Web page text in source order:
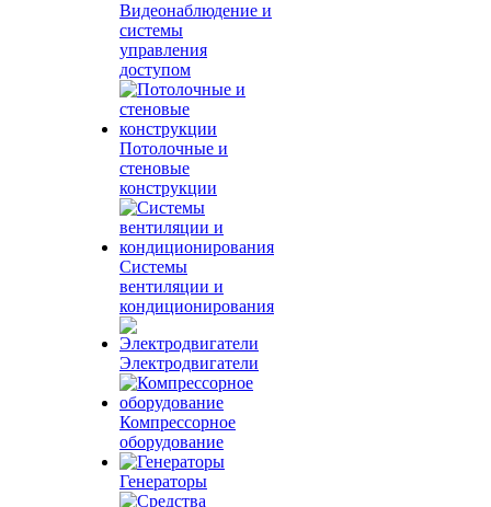
Видеонаблюдение и
системы
управления
доступом
Потолочные и
стеновые
конструкции
Системы
вентиляции и
кондиционирования
Электродвигатели
Компрессорное
оборудование
Генераторы